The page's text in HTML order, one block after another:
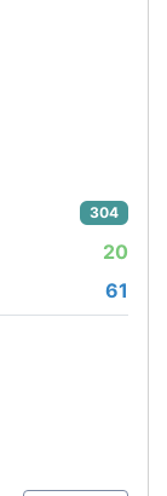
304
20
61